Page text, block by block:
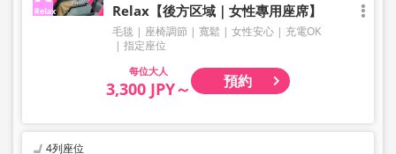
Relax【後方区域｜女性專用座席】
毛毯 座椅調節 寬鬆 女性安心
充電OK
指定座位
大人
3,300 JPY～ 預約
4列座位